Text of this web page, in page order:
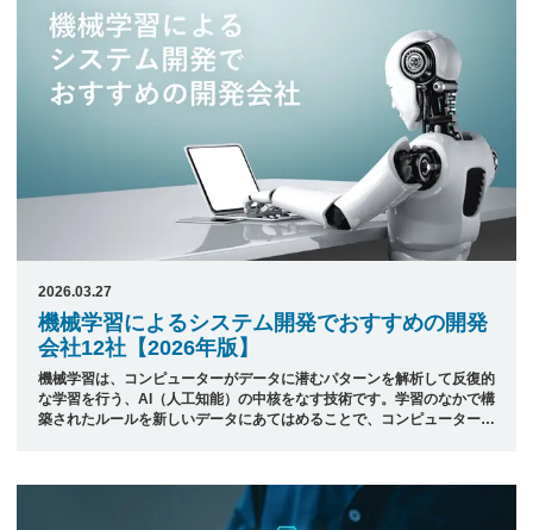
のがチャットボットの特長とも言えますが、今後、さまざまなサービス
においてさらなるチャットボットの活用が見込まれています。 本記事
では、日本最大級のシス ...
2026.03.27
機械学習によるシステム開発でおすすめの開発
会社12社【2026年版】
機械学習は、コンピューターがデータに潜むパターンを解析して反復的
な学習を行う、AI（人工知能）の中核をなす技術です。学習のなかで構
築されたルールを新しいデータにあてはめることで、コンピューターの
日本最大級のシステム開発会社ポータルサイト「発注ナビ」が厳選し
た、機械学習の活用が得意なシステム開発会社12社をご紹介します。